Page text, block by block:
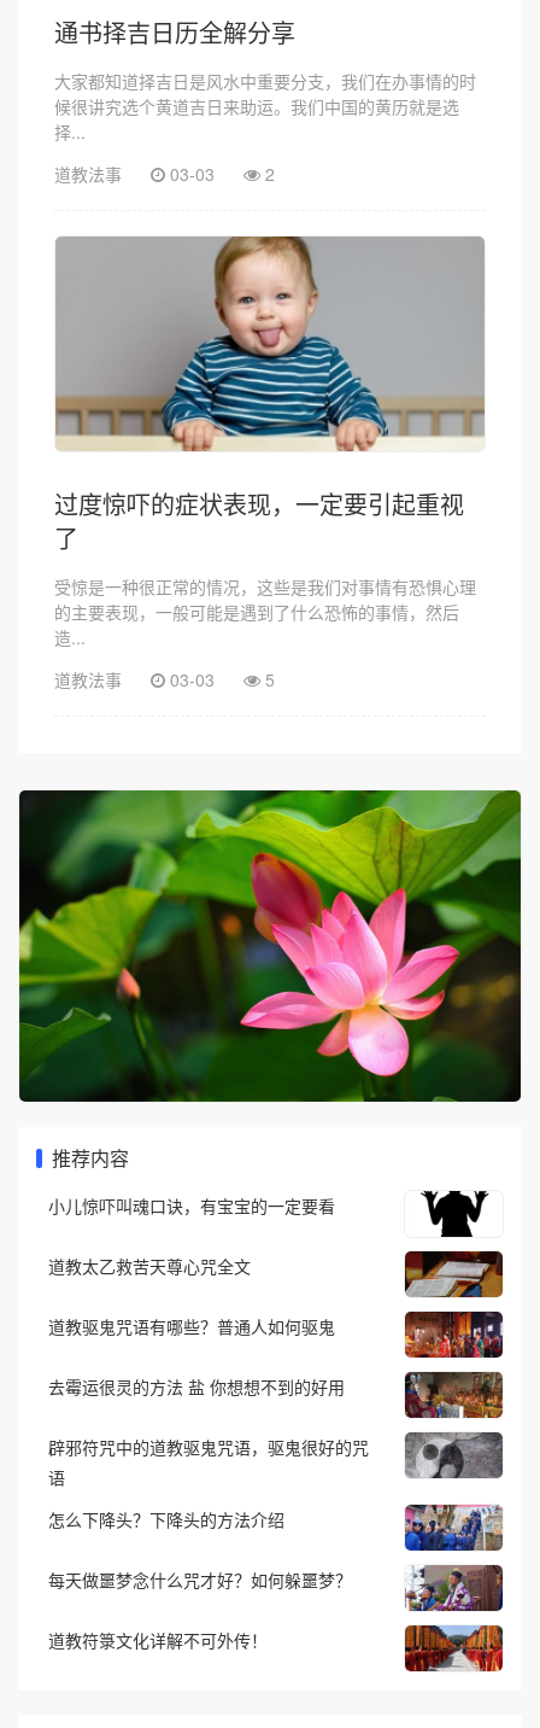
通书择吉日历全解分享
大家都知道择吉日是风水中重要分支，我们在办事情的时
候很讲究选个黄道吉日来助运。我们中国的黄历就是选
择...
道教法事
03-03 2
过度惊吓的症状表现，一定要引起重视
了
受惊是一种很正常的情况，这些是我们对事情有恐惧心理
的主要表现，一般可能是遇到了什么恐怖的事情，然后
造...
道教法事
03-03 5
推荐内容
小儿惊吓叫魂口诀，有宝宝的一定要看
道教太乙救苦天尊心咒全文
道教驱鬼咒语有哪些？普通人如何驱鬼
去霉运很灵的方法 盐 你想想不到的好用
辟邪符咒中的道教驱鬼咒语，驱鬼很好的咒
语
怎么下降头？下降头的方法介绍
每天做噩梦念什么咒才好？如何躲噩梦？
道教符箓文化详解不可外传！